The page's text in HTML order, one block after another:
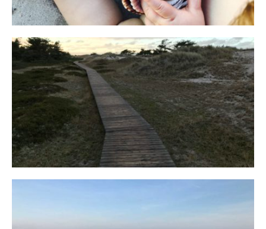
Fischland
12. FEBRUAR 2019